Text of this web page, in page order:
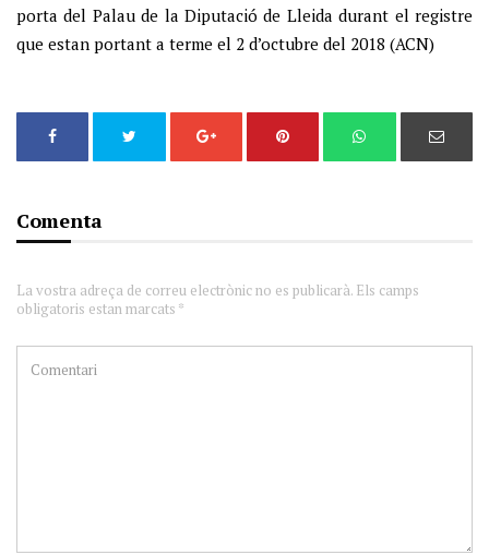
porta del Palau de la Diputació de Lleida durant el registre
que estan portant a terme el 2 d’octubre del 2018 (ACN)
Comenta
La vostra adreça de correu electrònic no es publicarà. Els camps
obligatoris estan marcats *